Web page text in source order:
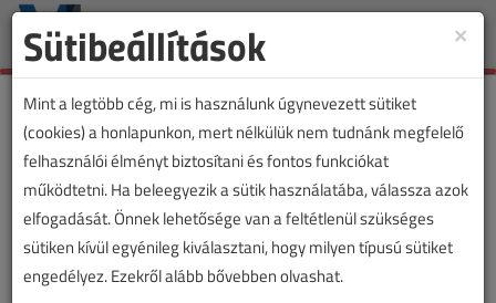
Toggle
×
Sütibeállítások
Mint a legtöbb cég, mi is használunk úgynevezett sütiket
(cookies) a honlapunkon, mert nélkülük nem tudnánk megfelelő
felhasználói élményt biztosítani és fontos funkciókat
működtetni. Ha beleegyezik a sütik használatába, válassza azok
elfogadását. Önnek lehetősége van a feltétlenül szükséges
sütiken kívül egyénileg kiválasztani, hogy milyen típusú sütiket
engedélyez. Ezekről alább bővebben olvashat.